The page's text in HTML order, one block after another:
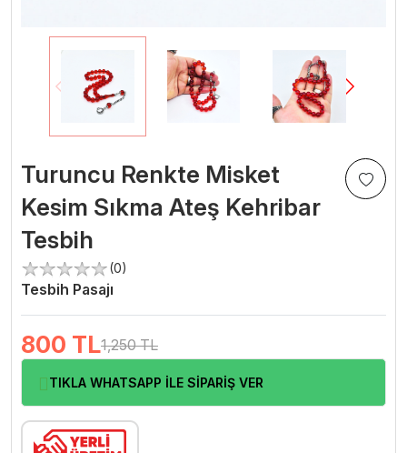
Turuncu Renkte Misket
Kesim Sıkma Ateş Kehribar
Tesbih
(0)
Tesbih Pasajı
800 TL1,250 TL
TIKLA WHATSAPP İLE SİPARİŞ VER